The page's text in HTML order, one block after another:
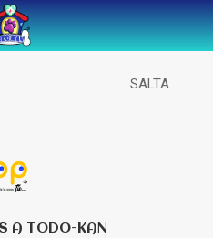
SALTA
A TODO-KAN